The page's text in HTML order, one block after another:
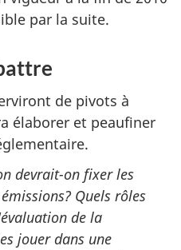
par la suite.
de pivots à
élaborer et peaufiner
devrait-on fixer les
Quels rôles
de la
jouer dans une